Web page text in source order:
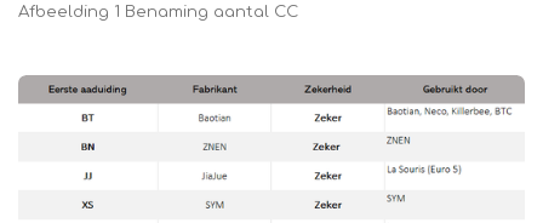
Afbeelding 1 Benaming aantal CC